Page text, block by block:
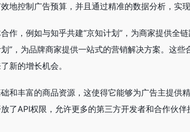
地控制广告预算，并且通过精准的数据分析，实现
作，例如与知乎共建“京知计划”，为商家提供全
”，为品牌商家提供一站式的营销解决方案。这些
新的增长机会。
和丰富的商品资源，这使得它能够为广告主提供
了API权限，允许更多的第三方开发者和合作伙